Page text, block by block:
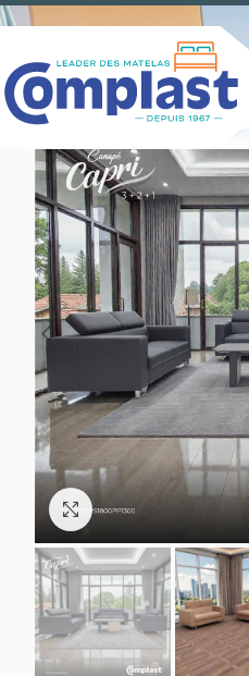
Click to enlarge